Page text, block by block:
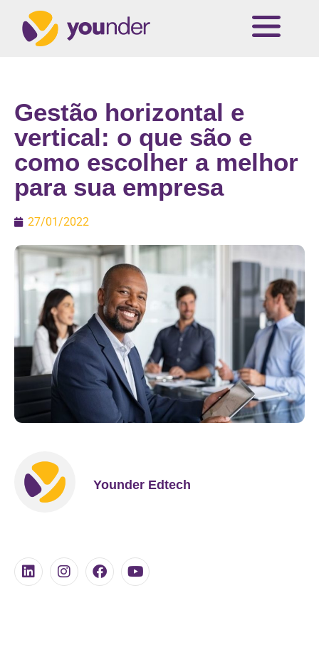
Gestão horizontal e
vertical: o que são e
como escolher a melhor
para sua empresa
27/01/2022
Younder Edtech